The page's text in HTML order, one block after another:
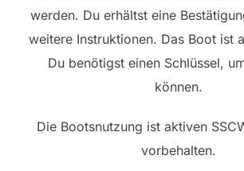
werden. Du erhältst eine
weitere Instruktionen. Das Boot ist
Du benötigst einen Schlüssel,
können.
Die Bootsnutzung ist aktiven
vorbehalten.